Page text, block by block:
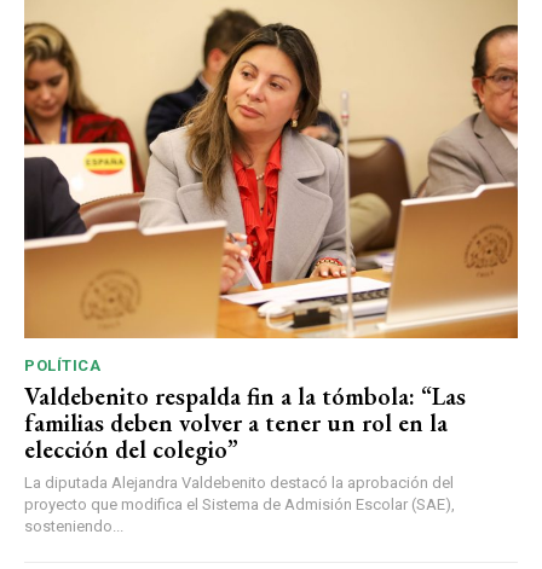
POLÍTICA
Valdebenito respalda fin a la tómbola: “Las
familias deben volver a tener un rol en la
elección del colegio”
La diputada Alejandra Valdebenito destacó la aprobación del
proyecto que modifica el Sistema de Admisión Escolar (SAE),
sosteniendo...